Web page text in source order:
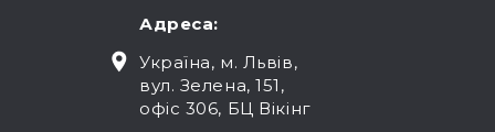
Адреса:
Україна, м. Львів,
вул. Зелена, 151,
офіс 306, БЦ Вікінг